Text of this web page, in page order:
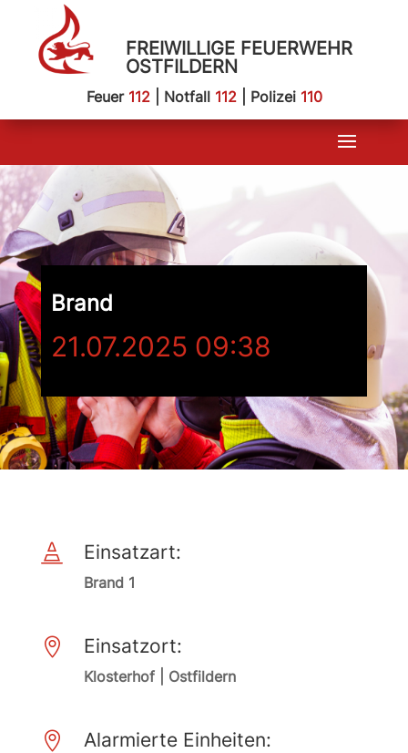
FREIWILLIGE FEUERWEHR
OSTFILDERN
Feuer 112| Notfall 112| Polizei 110
Brand
21.07.2025 09:38
 Einsatzart:
Brand 1
 Einsatzort:
Klosterhof | Ostfildern
 Alarmierte Einheiten: